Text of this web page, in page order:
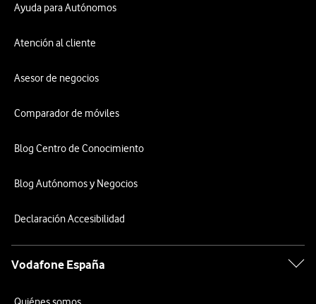
Ayuda para Autónomos
Atención al cliente
Asesor de negocios
Comparador de móviles
Blog Centro de Conocimiento
Blog Autónomos y Negocios
Declaración Accesibilidad
Vodafone España